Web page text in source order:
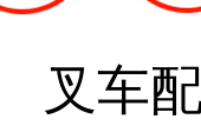
叉车